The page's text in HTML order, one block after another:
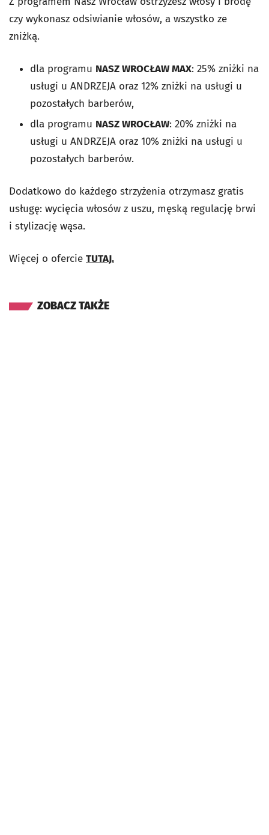
czy wykonasz odsiwianie włosów, a wszystko ze
zniżką.
dla programu NASZ WROCŁAW MAX: 25% zniżki na
usługi u ANDRZEJA oraz 12% zniżki na usługi u
pozostałych barberów,
dla programu NASZ WROCŁAW: 20% zniżki na
usługi u ANDRZEJA oraz 10% zniżki na usługi u
pozostałych barberów.
Dodatkowo do każdego strzyżenia otrzymasz gratis
usługę: wycięcia włosów z uszu, męską regulację brwi
i stylizację wąsa.
Więcej o ofercie TUTAJ.
ZOBACZ TAKŻE